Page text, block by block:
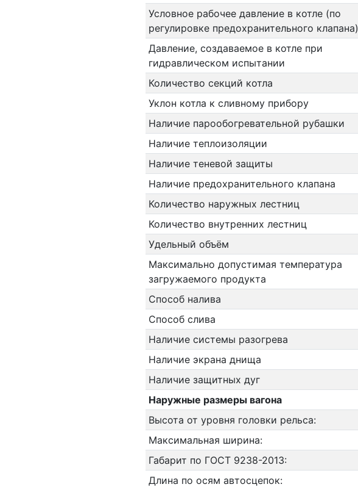
Условное рабочее давление в котле (по
регулировке предохранительного клапана)
Давление, создаваемое в котле при
гидравлическом испытании
Количество секций котла
Уклон котла к сливному прибору
Наличие парообогревательной рубашки
Наличие теплоизоляции
Наличие теневой защиты
Наличие предохранительного клапана
Количество наружных лестниц
Количество внутренних лестниц
Удельный объём
Максимально допустимая температура
загружаемого продукта
Способ налива
Способ слива
Наличие системы разогрева
Наличие экрана днища
Наличие защитных дуг
Наружные размеры вагона
Высота от уровня головки рельса:
Максимальная ширина:
Габарит по ГОСТ 9238-2013:
Длина по осям автосцепок: